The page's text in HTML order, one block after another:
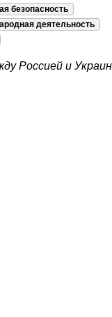
безопасность
деятельность
Россией и